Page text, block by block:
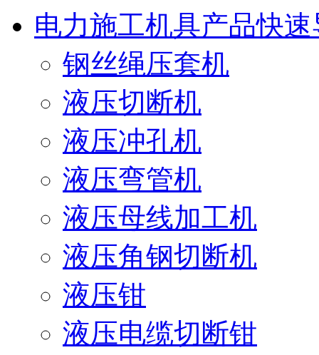
电力施工机具产品快速
钢丝绳压套机
液压切断机
液压冲孔机
液压弯管机
液压母线加工机
液压角钢切断机
液压钳
液压电缆切断钳